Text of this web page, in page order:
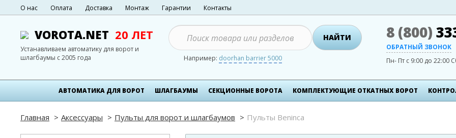
О нас Оплата Доставка Монтаж Гарантии Контакты
VOROTA.NET 20 ЛЕТ
Устанавливаем автоматику для ворот и
шлагбаумы с 2005 года
НАЙТИ
Например: doorhan barrier 5000
8 (800)
ОБРАТНЫЙ ЗВОНОК
Пн- Пт с 9:00 до 22:00
АВТОМАТИКА ДЛЯ ВОРОТ ШЛАГБАУМЫ СЕКЦИОННЫЕ ВОРОТА КОМПЛЕКТУЮЩИЕ ОТКАТНЫХ ВОРОТ
Главная Аксессуары Пульты для ворот и шлагбаумов Пульты Beninca